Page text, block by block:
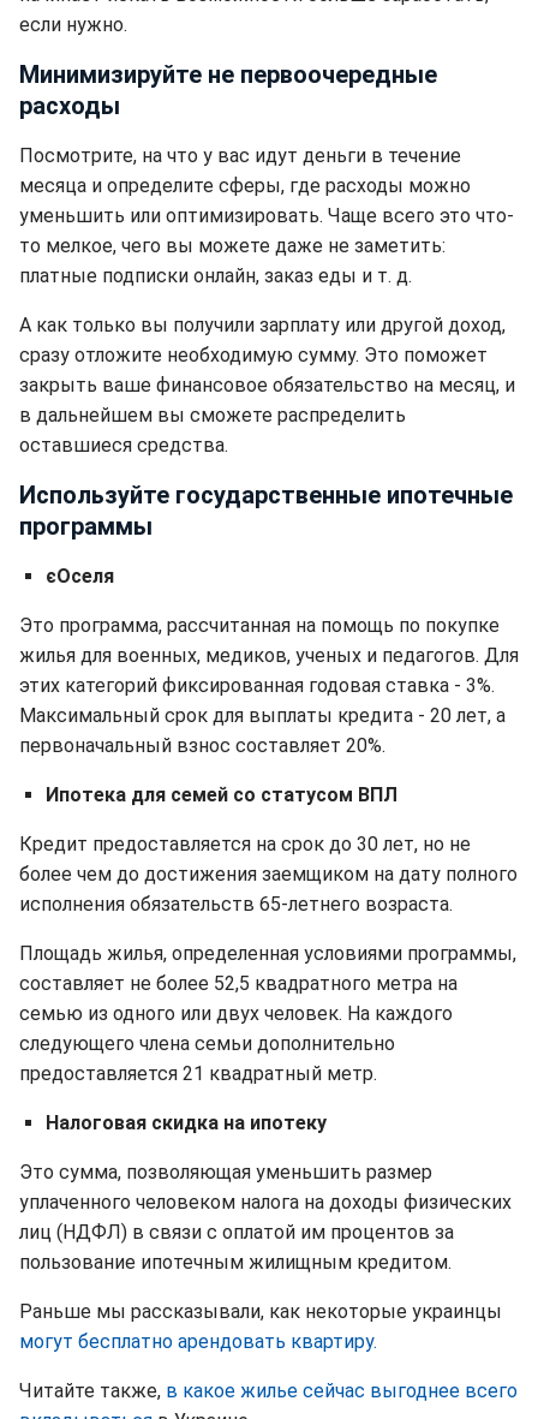
если нужно.
Минимизируйте не первоочередные
расходы
Посмотрите, на что у вас идут деньги в течение
месяца и определите сферы, где расходы можно
уменьшить или оптимизировать. Чаще всего это что-
то мелкое, чего вы можете даже не заметить:
платные подписки онлайн, заказ еды и т. д.
А как только вы получили зарплату или другой доход,
сразу отложите необходимую сумму. Это поможет
закрыть ваше финансовое обязательство на месяц, и
в дальнейшем вы сможете распределить
оставшиеся средства.
Используйте государственные ипотечные
программы
єОселя
Это программа, рассчитанная на помощь по покупке
жилья для военных, медиков, ученых и педагогов. Для
этих категорий фиксированная годовая ставка - 3%.
Максимальный срок для выплаты кредита - 20 лет, а
первоначальный взнос составляет 20%.
Ипотека для семей со статусом ВПЛ
Кредит предоставляется на срок до 30 лет, но не
более чем до достижения заемщиком на дату полного
исполнения обязательств 65-летнего возраста.
Площадь жилья, определенная условиями программы,
составляет не более 52,5 квадратного метра на
семью из одного или двух человек. На каждого
следующего члена семьи дополнительно
предоставляется 21 квадратный метр.
Налоговая скидка на ипотеку
Это сумма, позволяющая уменьшить размер
уплаченного человеком налога на доходы физических
лиц (НДФЛ) в связи с оплатой им процентов за
пользование ипотечным жилищным кредитом.
Раньше мы рассказывали, как некоторые украинцы
могут бесплатно арендовать квартиру.
Читайте также, в какое жилье сейчас выгоднее всего